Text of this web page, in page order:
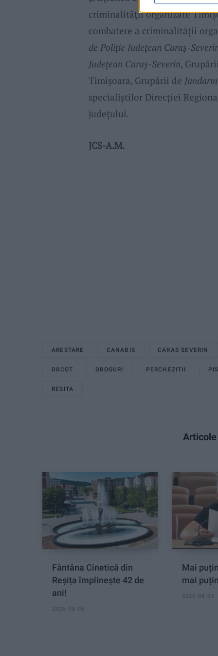
criminalității organizate
combatere a criminalității
de Poliție Județean Caraș-
Județean Caraș-Severin,
Timișoara, Grupării de
specialiștilor Direcției
județului.
JCS-A.M.
ARESTARE CANABIS CARAS SEVERIN
DIICOT DROGURI PERCHEZITII
RESITA
Fântâna Cinetică din
Reșița împlinește 42 de
ani!
2026-08-06
Mai
mai
2026-08-06